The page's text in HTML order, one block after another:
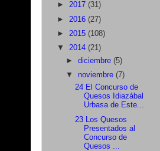
► 2017 (31)
► 2016 (27)
► 2015 (108)
▼ 2014 (21)
►diciembre (5)
▼ noviembre (7)
24 El Concurso de
Quesos Idiazábal
Urbasa de Este...
23 Los Quesos
Presentados al
Concurso de
Quesos ...